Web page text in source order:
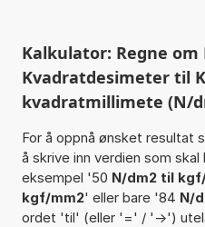
Kalkulator: Regne
Kvadratdesimeter til
kvadratmillimete (N/
For å oppnå ønsket resultat
å skrive inn verdien som
eksempel '50 N/dm2 til
kgf/mm2' eller bare '84 N/
ordet 'til' (eller '=' / '->')